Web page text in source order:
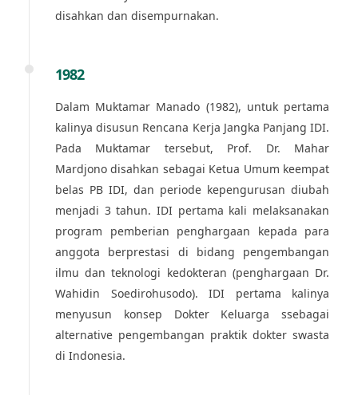
disahkan dan disempurnakan.
1982
Dalam Muktamar Manado (1982), untuk pertama
kalinya disusun Rencana Kerja Jangka Panjang IDI.
Pada Muktamar tersebut, Prof. Dr. Mahar
Mardjono disahkan sebagai Ketua Umum keempat
belas PB IDI, dan periode kepengurusan diubah
menjadi 3 tahun. IDI pertama kali melaksanakan
program pemberian penghargaan kepada para
anggota berprestasi di bidang pengembangan
ilmu dan teknologi kedokteran (penghargaan Dr.
Wahidin Soedirohusodo). IDI pertama kalinya
menyusun konsep Dokter Keluarga ssebagai
alternative pengembangan praktik dokter swasta
di Indonesia.